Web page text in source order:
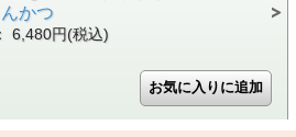
かつ
6,480円(税込)